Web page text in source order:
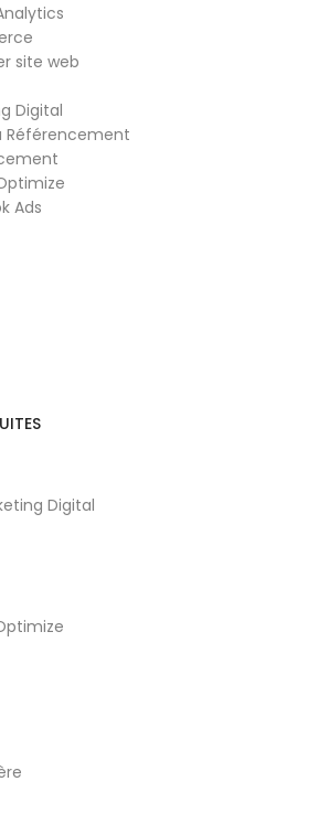
site web
Digital
Référencement
Ads
Digital